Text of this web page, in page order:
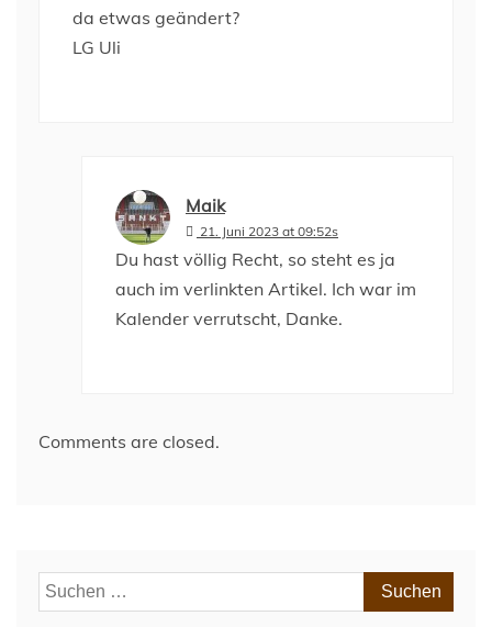
da etwas geändert?
LG Uli
Maik
21. Juni 2023 at 09:52s
Du hast völlig Recht, so steht es ja
auch im verlinkten Artikel. Ich war im
Kalender verrutscht, Danke.
Comments are closed.
Suchen
nach: